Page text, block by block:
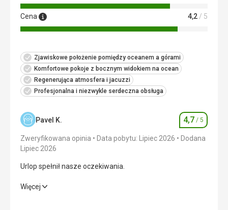
Cena 4,2 / 5
Zjawiskowe położenie pomiędzy oceanem a górami
Komfortowe pokoje z bocznym widokiem na ocean
Regenerująca atmosfera i jacuzzi
Profesjonalna i niezwykle serdeczna obsługa
Pavel K. Ocena
4,7 / 5
Zweryfikowana opinia Data pobytu: Lipiec 2026
Dodana
Lipiec 2026
Urlop spełnił nasze oczekiwania.
Urlop spełnił nasze oczekiwania.
Więcej